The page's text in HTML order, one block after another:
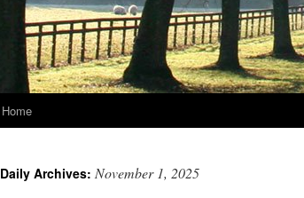
Home
Daily Archives: November 1, 2025